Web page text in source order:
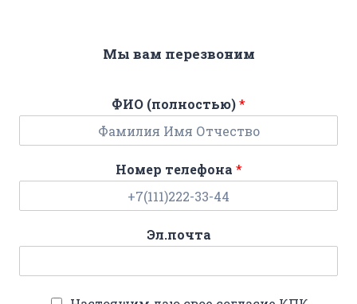
Мы вам перезвоним
ФИО (полностью)*
Номер телефона *
Эл.почта